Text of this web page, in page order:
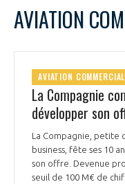
AVIATION
AVIATION
La Compagnie
développer son
La Compagnie, petite
business, fête ses 10
son offre. Devenue
seuil de 100 M€ de